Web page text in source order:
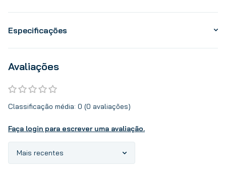
Especificações
Avaliações
Classificação média: 0 (0 avaliações)
Faça login para escrever uma avaliação.
Mais recentes